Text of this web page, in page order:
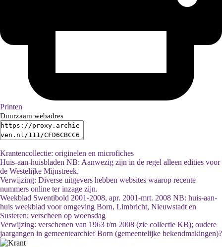
Printen
Duurzaam webadres
Krantencollectie: originelen en microfiches
Huis-aan-huisbladen NB: Aanwezig zijn in de regel alleen edities voor
de Westelijke Mijnstreek.
Verwijzing: Diverse uitgevers hebben websites waarop recente
nummers online ter inzage zijn.
Weekblad Swentibold 2001-2008, apr. 2001-mrt. 2008 NB: huis-aan-
huis weekblad voor omgeving Born, Limbricht, Nieuwstadt en
Susteren; verscheen op woensdag
Verwijzing: verschenen van 1963 t/m 2008 (zie collectie KB); oudere
jaargangen in gemeentearchief Born (gemeentelijke bekendmakingen)?